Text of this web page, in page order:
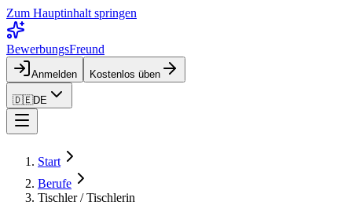
Zum Hauptinhalt springen
BewerbungsFreund
Anmelden Kostenlos üben
🇩🇪DE
Start
Berufe
Tischler / Tischlerin